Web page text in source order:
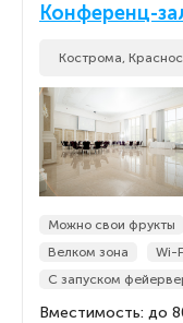
Конференц-
Кострома,
Можно свои фрукты
Велком зона
Wi-
С запуском
Вместимость: до